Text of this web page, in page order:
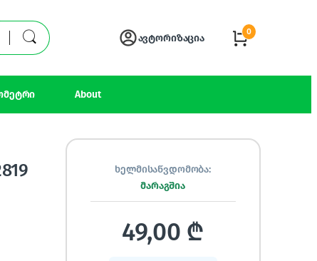
ავტორიზაცია
0
About
ხელმისაწვდომობა:
მარაგშია
49,00 ₾